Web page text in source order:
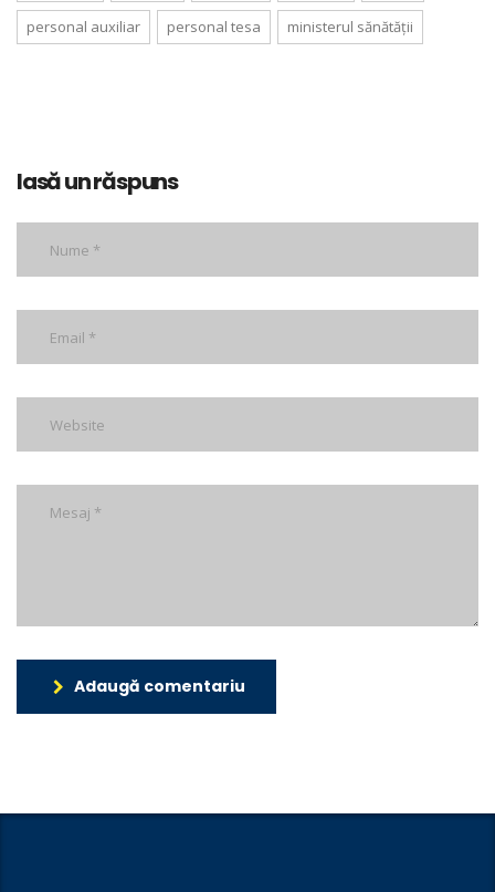
personal auxiliar personal tesa ministerul sănătății
lasă un răspuns
Adaugă comentariu